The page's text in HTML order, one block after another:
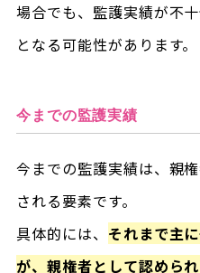
場合でも、監護実績が不
となる可能性があります。
今までの監護実績
今までの監護実績は、親
される要素です。
具体的には、 それまで主
が、親権者として認めら